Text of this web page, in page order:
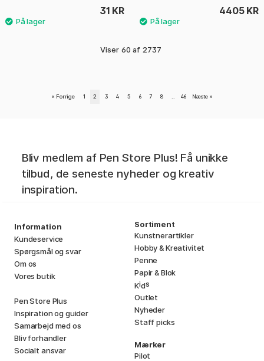
31 KR 4405 KR
Viser 60 af 2737
« Forrige 1 2 3 4 5 6 7 8 46 Næste »
Bliv medlem af Pen Store Plus! Få unikke
tilbud, de seneste nyheder og kreativ
inspiration.
Information
Kundeservice
Spørgsmål og svar
Om os
Vores butik
Pen Store Plus
Inspiration og guider
Samarbejd med os
Bliv forhandler
Socialt ansvar
Sortiment
Kunstnerartikler
Hobby & Kreativitet
Penne
Papir & Blok
Kids
Outlet
Nyheder
Staff picks
Mærker
Pilot